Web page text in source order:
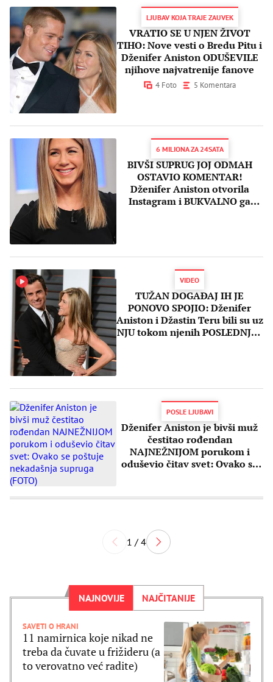
LJUBAV KOJA TRAJE ZAUVEK
VRATIO SE U NJEN ŽIVOT
TIHO: Nove vesti o Bredu Pitu i
Dženifer Aniston ODUŠEVILE
njihove najvatrenije fanove
4 Foto 5 Komentara
6 MILIONA ZA 24SATA
BIVŠI SUPRUG JOJ ODMAH
OSTAVIO KOMENTAR!
Dženifer Aniston otvorila
Instagram i BUKVALNO ga
VIDEO
TUŽAN DOGAĐAJ IH JE
PONOVO SPOJIO: Dženifer
Aniston i Džastin Teru bili su uz
NJU tokom njenih POSLEDNJIH
POSLE LJUBAVI
Dženifer Aniston je bivši muž
čestitao rođendan
NAJNEŽNIJOM porukom i
oduševio čitav svet: Ovako se
1 / 4
NAJNOVIJE NAJČITANIJE
SAVETI O HRANI
11 namirnica koje nikad ne
treba da čuvate u frižideru (a
to verovatno već radite)